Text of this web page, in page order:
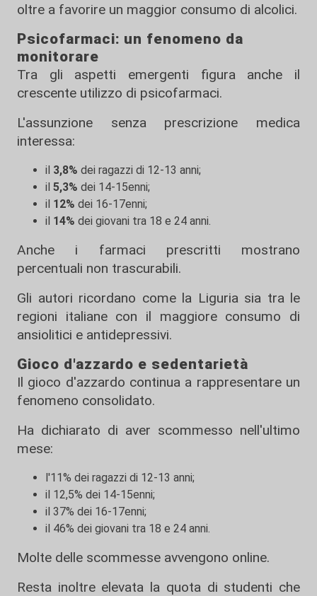
oltre a favorire un maggior consumo di alcolici.
Psicofarmaci: un fenomeno da
monitorare
Tra gli aspetti emergenti figura anche il
crescente utilizzo di psicofarmaci.
L'assunzione senza prescrizione medica
interessa:
il 3,8% dei ragazzi di 12-13 anni;
il 5,3% dei 14-15enni;
il 12% dei 16-17enni;
il 14% dei giovani tra 18 e 24 anni.
Anche i farmaci prescritti mostrano
percentuali non trascurabili.
Gli autori ricordano come la Liguria sia tra le
regioni italiane con il maggiore consumo di
ansiolitici e antidepressivi.
Gioco d'azzardo e sedentarietà
Il gioco d'azzardo continua a rappresentare un
fenomeno consolidato.
Ha dichiarato di aver scommesso nell'ultimo
mese:
l'11% dei ragazzi di 12-13 anni;
il 12,5% dei 14-15enni;
il 37% dei 16-17enni;
il 46% dei giovani tra 18 e 24 anni.
Molte delle scommesse avvengono online.
Resta inoltre elevata la quota di studenti che